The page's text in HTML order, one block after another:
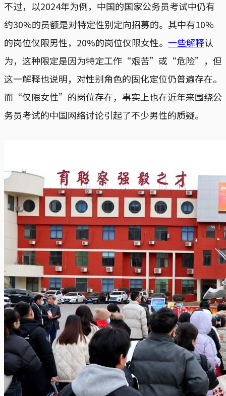
不过，以2024年为例，中国的国家公务员考试中仍有
约30%的员额是对特定性别定向招募的。其中有10%
的岗位仅限男性，20%的岗位仅限女性。 一些解释认
为，这种限定是因为特定工作“艰苦”或“危险”，但
这一解释也说明，对性别角色的固化定位仍普遍存在。
而“仅限女性”的岗位存在，事实上也在近年来围绕公
务员考试的中国网络讨论引起了不少男性的质疑。